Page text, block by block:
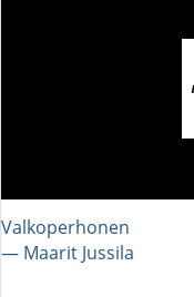
Valkoperhonen
― Maarit Jussila